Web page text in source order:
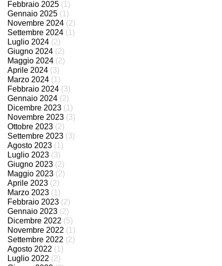
Febbraio 2025 (1)
Gennaio 2025 (1)
Novembre 2024 (2)
Settembre 2024 (1)
Luglio 2024 (2)
Giugno 2024 (2)
Maggio 2024 (2)
Aprile 2024 (3)
Marzo 2024 (1)
Febbraio 2024 (3)
Gennaio 2024 (2)
Dicembre 2023 (1)
Novembre 2023 (3)
Ottobre 2023 (2)
Settembre 2023 (3)
Agosto 2023 (1)
Luglio 2023 (3)
Giugno 2023 (2)
Maggio 2023 (2)
Aprile 2023 (2)
Marzo 2023 (1)
Febbraio 2023 (2)
Gennaio 2023 (2)
Dicembre 2022 (5)
Novembre 2022 (1)
Settembre 2022 (2)
Agosto 2022 (1)
Luglio 2022 (2)